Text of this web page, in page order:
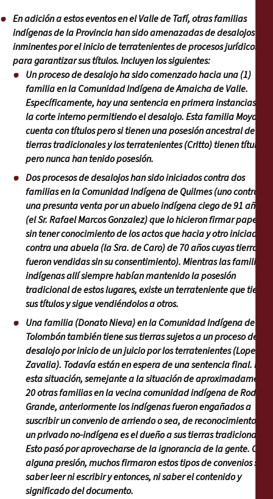
En adición a estos eventos en el Valle de Tafí, otras familias
indígenas de la Provincia han sido amenazadas de desalojos
inminentes por el inicio de terratenientes de procesos jurídicos
para garantizar sus títulos. Incluyen los siguientes:
Un proceso de desalojo ha sido comenzado hacia una (1)
familia en la Comunidad Indígena de Amaicha de Valle.
Específicamente, hay una sentencia en primera instancias de
la corte interno permitiendo el desalojo. Esta familia Moya no
cuenta con títulos pero si tienen una posesión ancestral de sus
tierras tradicionales y los terratenientes (Critto) tienen títulos
pero nunca han tenido posesión.
Dos procesos de desalojos han sido iniciados contra dos
familias en la Comunidad Indígena de Quilmes (uno contra
una presunta venta por un abuelo indígena ciego de 91 años
(el Sr. Rafael Marcos Gonzalez) que lo hicieron firmar papeles,
sin tener conocimiento de los actos que hacia y otro iniciado
contra una abuela (la Sra. de Caro) de 70 años cuyas tierras
fueron vendidas sin su consentimiento). Mientras las familias
indígenas allí siempre habían mantenido la posesión
tradicional de estos lugares, existe un terrateniente que tiene
sus títulos y sigue vendiéndolos a otros.
Una familia (Donato Nieva) en la Comunidad Indígena de
Tolombón también tiene sus tierras sujetos a un proceso de
desalojo por inicio de un juicio por los terratenientes (Lopez de
Zavalia). Todavía están en espera de una sentencia final. En
esta situación, semejante a la situación de aproximadamente
20 otras familias en la vecina comunidad indígena de Rodeo
Grande, anteriormente los indígenas fueron engañados a
suscribir un convenio de arriendo o sea, de reconocimiento que
un privado no-indígena es el dueño a sus tierras tradicionales.
Esto pasó por aprovecharse de la ignorancia de la gente. Con
alguna presión, muchos firmaron estos tipos de convenios sin
saber leer ni escribir y entonces, ni saber el contenido y
significado del documento.